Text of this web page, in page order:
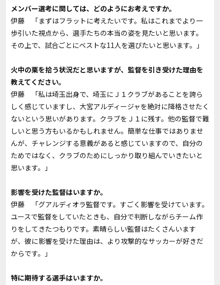
――メンバー選考に関しては、どのようにお考えですか。
伊藤 「まずはフラットに考えたいです。私はこれまでより一
歩引いた視点から、選手たちの本当の姿を見たいと思います。
その上で、試合ごとにベストな11人を選びたいと思います。」
――火中の栗を拾う状況だと思いますが、監督を引き受けた理由を
教えてください。
伊藤 「私は埼玉出身で、埼玉にＪ１クラブがあることを誇ら
しく感じていますし、大宮アルディージャを絶対に降格させたく
ないという思いがあります。クラブをＪ１に残す。他の監督で難
しいと思う方もいるかもしれません。簡単な仕事ではありませ
んが、チャレンジする意義があると感じていますので、自分の
ためではなく、クラブのためにしっかり取り組んでいきたいと
思います。」
――影響を受けた監督はいますか。
伊藤 「グアルディオラ監督です。すごく影響を受けています。
ユースで監督をしていたときも、自分で判断しながらチーム作
りをしてきたつもりです。素晴らしい監督はたくさんいます
が、彼に影響を受けた理由は、より攻撃的なサッカーが好きだ
からです。」
――特に期待する選手はいますか。